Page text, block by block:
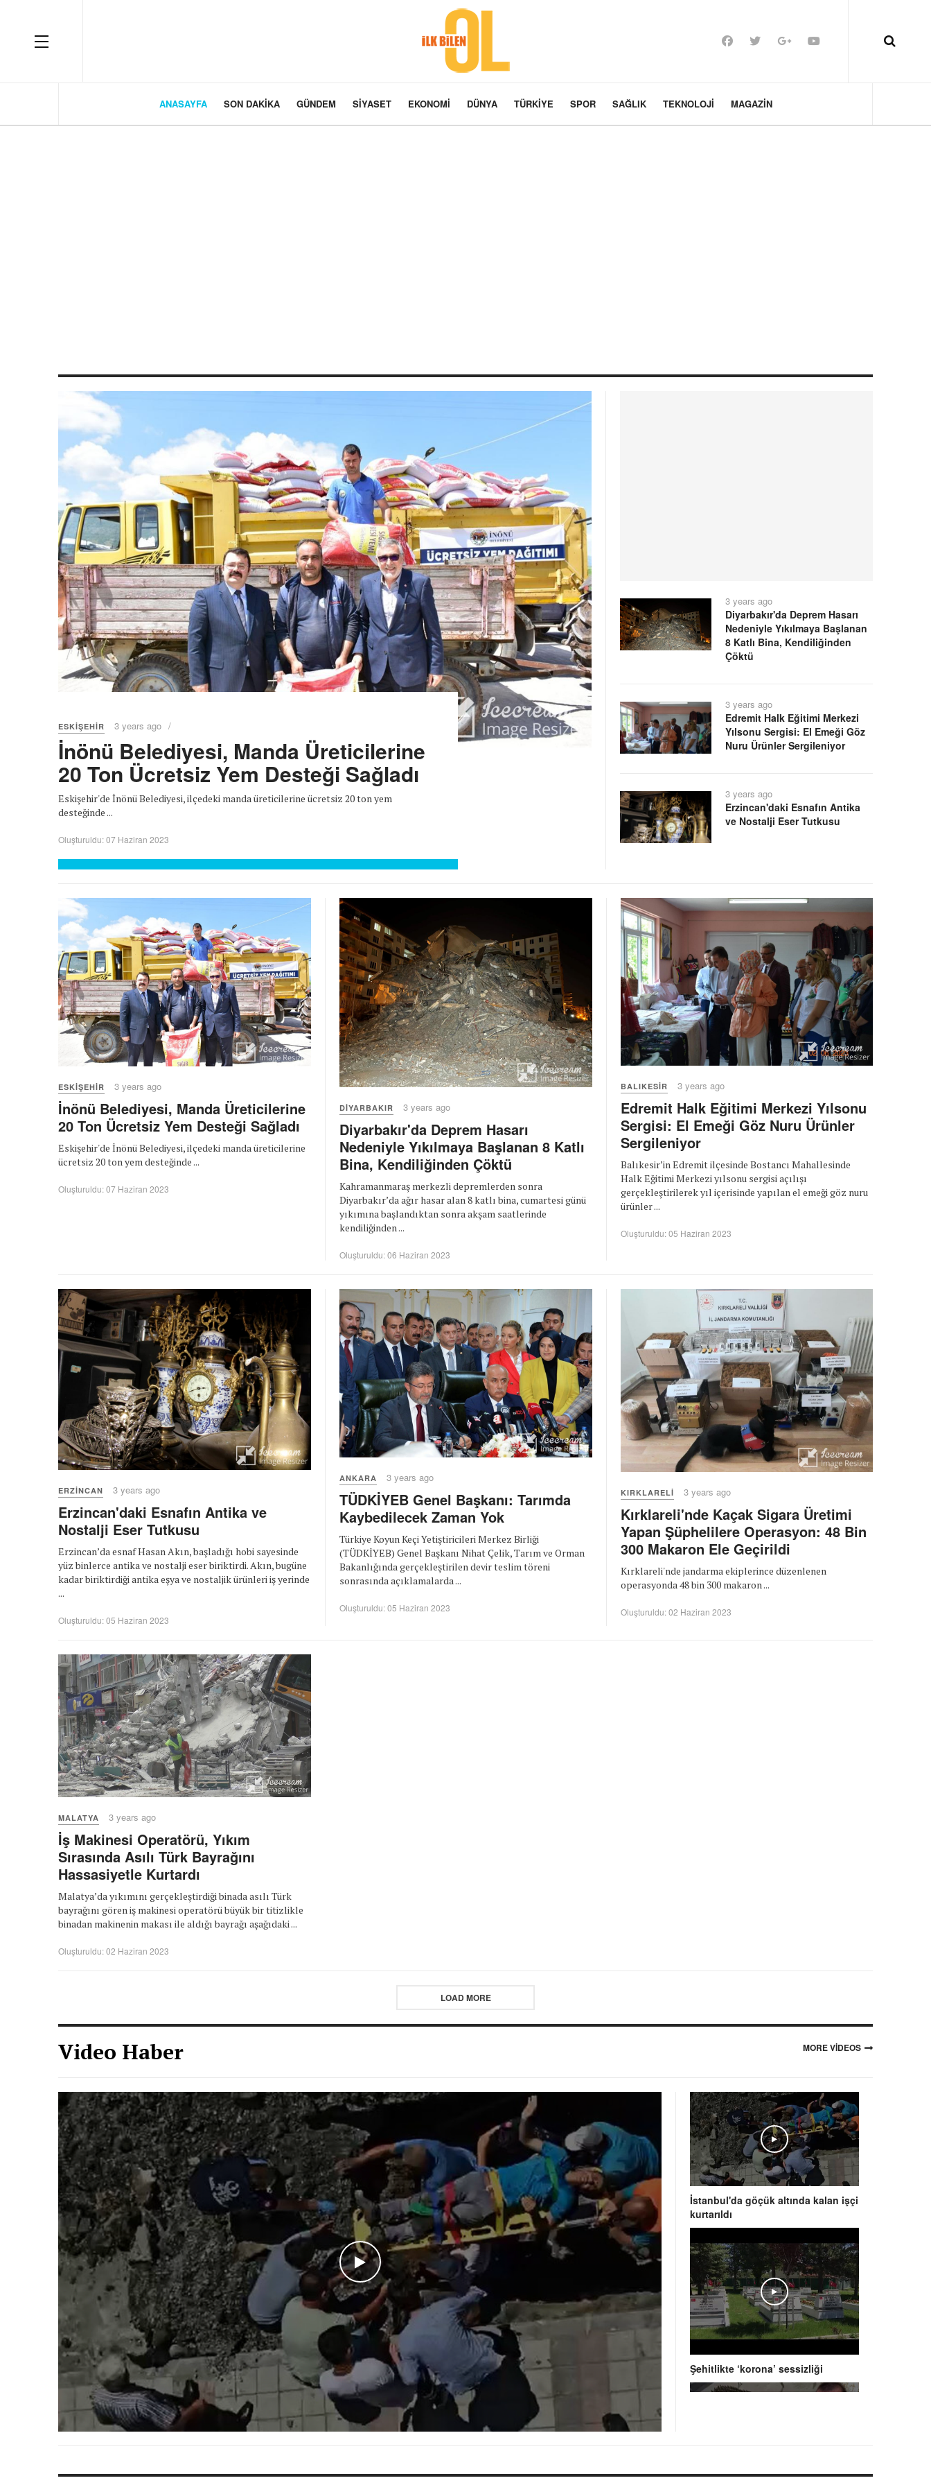
OFF CANVAS
ANASAYFA SON DAKIKA GÜNDEM SIYASET EKONOMI DÜNYA TÜRKIYE SPOR SAĞLIK TEKNOLOJI MAGAZIN
ESKIŞEHIR 3 years ago
İnönü Belediyesi, Manda Üreticilerine
20 Ton Ücretsiz Yem Desteği Sağladı
Eskişehir'de İnönü Belediyesi, ilçedeki manda üreticilerine ücretsiz 20 ton yem
desteğinde ...
Oluşturuldu: 07 Haziran 2023
3 years ago
Diyarbakır'da Deprem Hasarı
Nedeniyle Yıkılmaya Başlanan
8 Katlı Bina, Kendiliğinden
Çöktü
3 years ago
Edremit Halk Eğitimi Merkezi
Yılsonu Sergisi: El Emeği Göz
Nuru Ürünler Sergileniyor
3 years ago
Erzincan'daki Esnafın Antika
ve Nostalji Eser Tutkusu
ESKIŞEHIR 3 years ago
İnönü Belediyesi, Manda Üreticilerine
20 Ton Ücretsiz Yem Desteği Sağladı
Eskişehir'de İnönü Belediyesi, ilçedeki manda üreticilerine
ücretsiz 20 ton yem desteğinde ...
Oluşturuldu: 07 Haziran 2023
DIYARBAKIR 3 years ago
Diyarbakır'da Deprem Hasarı
Nedeniyle Yıkılmaya Başlanan 8 Katlı
Bina, Kendiliğinden Çöktü
Kahramanmaraş merkezli depremlerden sonra
Diyarbakır’da ağır hasar alan 8 katlı bina, cumartesi günü
yıkımına başlandıktan sonra akşam saatlerinde
kendiliğinden ...
Oluşturuldu: 06 Haziran 2023
BALIKESIR 3 years ago
Edremit Halk Eğitimi Merkezi Yılsonu
Sergisi: El Emeği Göz Nuru Ürünler
Sergileniyor
Balıkesir’in Edremit ilçesinde Bostancı Mahallesinde
Halk Eğitimi Merkezi yılsonu sergisi açılışı
gerçekleştirilerek yıl içerisinde yapılan el emeği göz nuru
ürünler ...
Oluşturuldu: 05 Haziran 2023
ERZINCAN 3 years ago
Erzincan'daki Esnafın Antika ve
Nostalji Eser Tutkusu
Erzincan’da esnaf Hasan Akın, başladığı hobi sayesinde
yüz binlerce antika ve nostalji eser biriktirdi. Akın, bugüne
kadar biriktirdiği antika eşya ve nostaljik ürünleri iş yerinde
...
Oluşturuldu: 05 Haziran 2023
ANKARA 3 years ago
TÜDKİYEB Genel Başkanı: Tarımda
Kaybedilecek Zaman Yok
Türkiye Koyun Keçi Yetiştiricileri Merkez Birliği
(TÜDKİYEB) Genel Başkanı Nihat Çelik, Tarım ve Orman
Bakanlığında gerçekleştirilen devir teslim töreni
sonrasında açıklamalarda ...
Oluşturuldu: 05 Haziran 2023
KIRKLARELI 3 years ago
Kırklareli'nde Kaçak Sigara Üretimi
Yapan Şüphelilere Operasyon: 48 Bin
300 Makaron Ele Geçirildi
Kırklareli'nde jandarma ekiplerince düzenlenen
operasyonda 48 bin 300 makaron ...
Oluşturuldu: 02 Haziran 2023
MALATYA 3 years ago
İş Makinesi Operatörü, Yıkım
Sırasında Asılı Türk Bayrağını
Hassasiyetle Kurtardı
Malatya’da yıkımını gerçekleştirdiği binada asılı Türk
bayrağını gören iş makinesi operatörü büyük bir titizlikle
binadan makinenin makası ile aldığı bayrağı aşağıdaki ...
Oluşturuldu: 02 Haziran 2023
LOAD MORE
Video Haber MORE VIDEOS
WATCH THE VIDEO
Play
İstanbul'da göçük altında kalan işçi
kurtarıldı
Play
Şehitlikte ‘korona’ sessizliği